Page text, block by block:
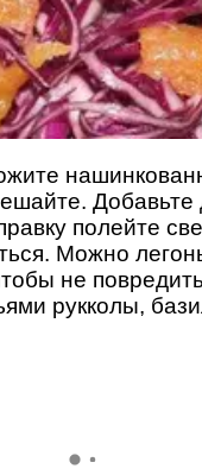
Добавьте
полейте
Можно
не
рукколы,